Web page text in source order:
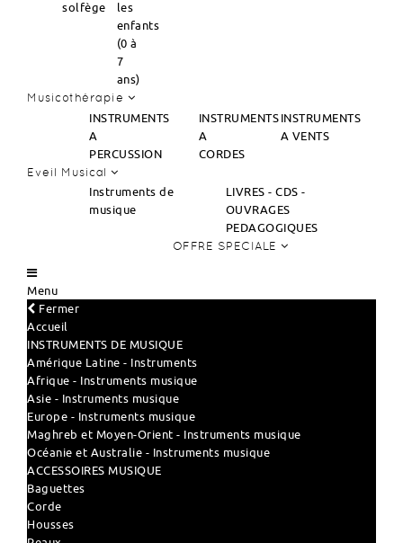
solfège
les
enfants
(0 à
7
ans)
Musicothérapie
INSTRUMENTS
A
PERCUSSION
INSTRUMENTS
A
CORDES
INSTRUMENTS
A VENTS
Eveil Musical
Instruments de
musique
LIVRES - CDS -
OUVRAGES
PEDAGOGIQUES
OFFRE SPECIALE
Menu
Fermer
Accueil
INSTRUMENTS DE MUSIQUE
Amérique Latine - Instruments
Afrique - Instruments musique
Asie - Instruments musique
Europe - Instruments musique
Maghreb et Moyen-Orient - Instruments musique
Océanie et Australie - Instruments musique
ACCESSOIRES MUSIQUE
Baguettes
Corde
Housses